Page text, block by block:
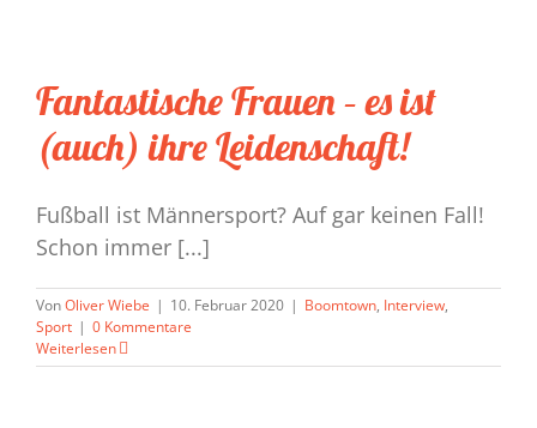
Fantastische Frauen – es ist
(auch) ihre Leidenschaft!
Fußball ist Männersport? Auf gar keinen Fall!
Schon immer [...]
VonOliver Wiebe | 10. Februar 2020 | Boomtown, Interview,
Sport | 0 Kommentare
Weiterlesen